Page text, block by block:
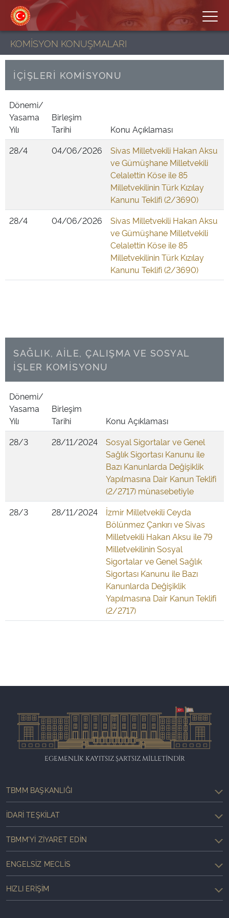
KOMİSYON KONUŞMALARI
İÇİŞLERİ KOMİSYONU
Dönemi/
Yasama
Yılı
Birleşim
Tarihi
Konu Açıklaması
28/4
04/06/2026
Sivas Milletvekili Hakan Aksu
ve Gümüşhane Milletvekili
Celalettin Köse ile 85
Milletvekilinin Türk Kızılay
Kanunu Teklifi (2/3690)
28/4
04/06/2026
Sivas Milletvekili Hakan Aksu
ve Gümüşhane Milletvekili
Celalettin Köse ile 85
Milletvekilinin Türk Kızılay
Kanunu Teklifi (2/3690)
SAĞLIK, AİLE, ÇALIŞMA VE SOSYAL
İŞLER KOMİSYONU
Dönemi/
Yasama
Yılı
Birleşim
Tarihi
Konu Açıklaması
28/3
28/11/2024
Sosyal Sigortalar ve Genel
Sağlık Sigortası Kanunu ile
Bazı Kanunlarda Değişiklik
Yapılmasına Dair Kanun Teklifi
(2/2717) münasebetiyle
28/3
28/11/2024
İzmir Milletvekili Ceyda
Bölünmez Çankırı ve Sivas
Milletvekili Hakan Aksu ile 79
Milletvekilinin Sosyal
Sigortalar ve Genel Sağlık
Sigortası Kanunu ile Bazı
Kanunlarda Değişiklik
Yapılmasına Dair Kanun Teklifi
(2/2717)
EGEMENLİK KAYITSIZ ŞARTSIZ MİLLETİNDİR
TBMM BAŞKANLIĞI
İDARI TEŞKILAT
TBMM'YI ZIYARET EDIN
ENGELSIZ MECLIS
HIZLI ERIŞIM